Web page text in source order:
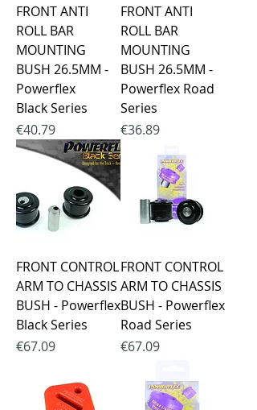
FRONT ANTI
ROLL BAR
MOUNTING
BUSH 26.5MM -
Powerflex
Black Series
Price
€40.79
FRONT ANTI
ROLL BAR
MOUNTING
BUSH 26.5MM -
Powerflex Road
Series
Price
€36.89
FRONT CONTROL
ARM TO CHASSIS
BUSH - Powerflex
Black Series
Price
€67.09
FRONT CONTROL
ARM TO CHASSIS
BUSH - Powerflex
Road Series
Price
€67.09